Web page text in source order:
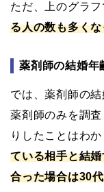
ただ、上のグラ
る人の数も多く
薬剤師の結婚年
では、薬剤師の
薬剤師のみを調
りしたことはわか
ている相手と結
合った場合は30